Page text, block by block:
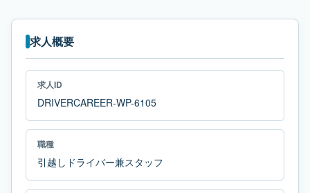
求人概要
求人ID
DRIVERCAREER-WP-6105
職種
引越しドライバー兼スタッフ